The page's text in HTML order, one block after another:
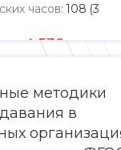
часов: 108 (3
4 536
методики
в